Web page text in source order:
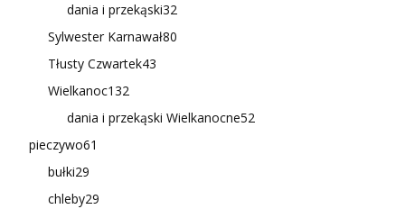
dania i przekąski32
Sylwester Karnawał80
Tłusty Czwartek43
Wielkanoc132
dania i przekąski Wielkanocne52
pieczywo61
bułki29
chleby29